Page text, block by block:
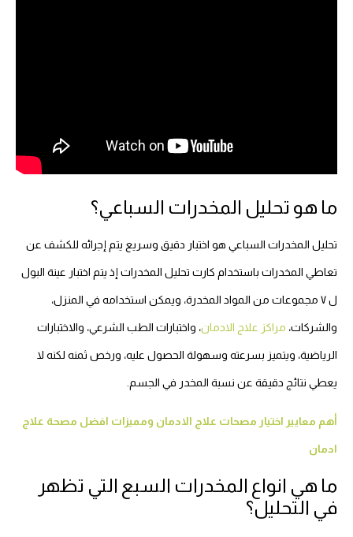
ما هو تحليل المخدرات السباعي؟
تحليل المخدرات السباعي هو اختبار دقيق وسريع يتم إجرائه للكشف عن
تعاطي المخدرات باستخدام كارت تحليل المخدرات إذ يتم اختبار عينة البول
ل ٧ مجموعات من المواد المخدرة، ويمكن استخدامه في المنزل،
والشركات، مراكز علاج الادمان، واختبارات الطب الشرعي، والاختبارات
الرياضية، ويتميز بسرعته وسهولة الحصول عليه، ورخص ثمنه لكنه لا
يعطي نتائج دقيقة عن نسبة المخدر في الجسم.
أهم معايير اختيار مصحات علاج الادمان ومميزات افضل مصحة علاج
ادمان
ما هي انواع المخدرات السبع التي تظهر
في التحليل؟